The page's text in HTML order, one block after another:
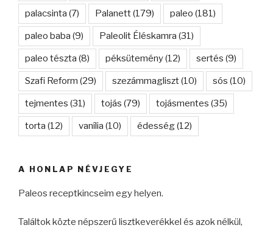
palacsinta (7) Palanett(179) paleo (181)
paleo baba (9) Paleolit Éléskamra (31)
paleo tészta (8) péksütemény(12) sertés (9)
Szafi Reform (29) szezámmagliszt(10) sós (10)
tejmentes (31) tojás (79) tojásmentes (35)
torta (12) vanília (10) édesség(12)
A HONLAP NÉVJEGYE
Paleos receptkincseim egy helyen.
Találtok közte népszerű lisztkeverékkel és azok nélkül,